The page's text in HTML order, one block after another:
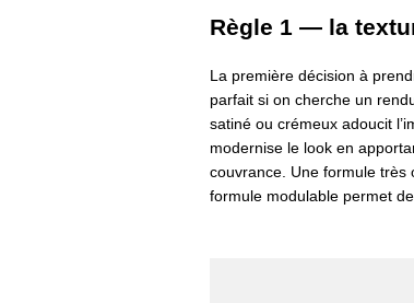
Règle 1 — la
La première décision à
parfait si on cherche un
satiné ou crémeux adoucit
modernise le look en
couvrance. Une formule très
formule modulable permet